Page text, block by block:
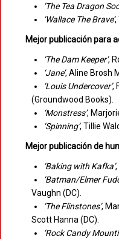
‘The Tea Dragon
‘Wallace The Brave’,
Mejor publicación para
‘The Dam Keeper’,
‘Jane’, Aline Brosh
‘Louis Undercover’,
(Groundwood Books).
‘Monstress’,
‘Spinning’, Tillie
Mejor publicación de
‘Baking with Kafka’
‘Batman/Elmer
Vaughn (DC).
‘The Flinstones’,
Scott Hanna (DC).
‘Rock Candy